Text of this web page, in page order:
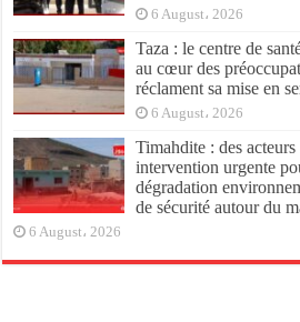
6 August، 2026
Taza : le centre de
au cœur des
réclament sa mise en
6 August، 2026
Timahdite : des
intervention urgente
dégradation
de sécurité autour du
6 August، 2026